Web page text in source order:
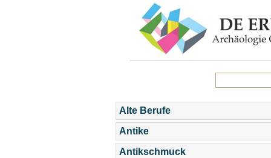
Alte Berufe
Antike
Antikschmuck